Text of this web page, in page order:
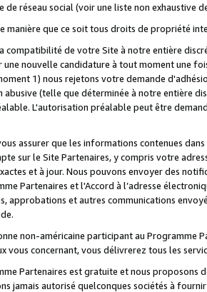
réseau social (voir une liste non exhaustive
manière que ce soit tous droits de propriété
compatibilité de votre Site à notre entière
nouvelle candidature à tout moment une
1) nous rejetons votre demande
(telle que déterminée à notre entière
L'autorisation préalable peut être
assurer que les informations contenues
sur le Site Partenaires, y compris votre
et à jour. Nous pouvons envoyer des
Partenaires et l'Accord à l’adresse
approbations et autres communications
non-américaine participant au
vous concernant, vous délivrerez tous les
Partenaires est gratuite et nous proposons
jamais autorisé quelconques sociétés à